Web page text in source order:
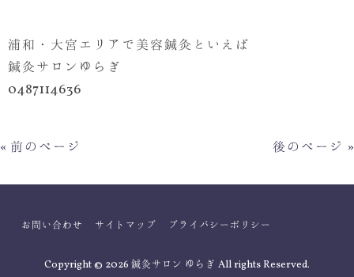
浦和・大宮エリアで美容鍼灸といえば
鍼灸サロンゆらぎ
0487114636
« 前のページ 後のページ »
お問い合わせ サイトマップ プライバシーポリシー
Copyright © 2026 鍼灸サロン ゆらぎ All rights Reserved.